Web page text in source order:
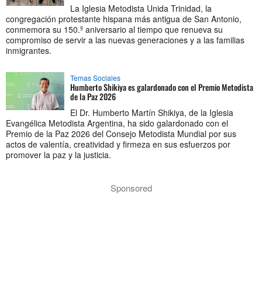
La Iglesia Metodista Unida Trinidad, la
congregación protestante hispana más antigua de San Antonio,
conmemora su 150.º aniversario al tiempo que renueva su
compromiso de servir a las nuevas generaciones y a las familias
inmigrantes.
Temas Sociales
Humberto Shikiya es galardonado con el Premio Metodista
de la Paz 2026
El Dr. Humberto Martín Shikiya, de la Iglesia
Evangélica Metodista Argentina, ha sido galardonado con el
Premio de la Paz 2026 del Consejo Metodista Mundial por sus
actos de valentía, creatividad y firmeza en sus esfuerzos por
promover la paz y la justicia.
Sponsored